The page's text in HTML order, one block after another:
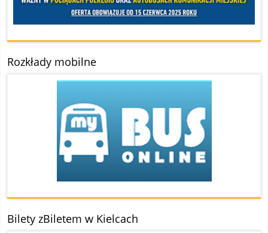
Rozkłady mobilne
Bilety zBiletem w Kielcach